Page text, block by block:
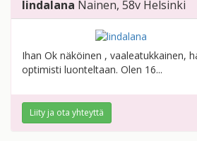
lindalana Nainen, 58v Helsinki
Ihan Ok näköinen , vaaleatukkainen,
optimisti luonteltaan. Olen 16...
Liity ja ota yhteyttä